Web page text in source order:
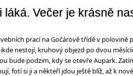
láká. Večer je krásně
prací na Gočárově třídě v polovině
nestojí, kruhový objezd po dvou
bude podzim, kdy se otevře Aupark.
fotí si ji a někteří jdou ještě blíž, až k